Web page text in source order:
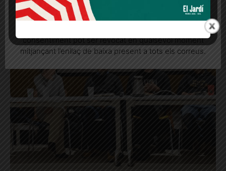
Quan l’usuari crea un compte al Diari el Jardí, dona el
seu consentiment explícit per rebre comunicacions
consentiment pot ser revocat en qualsevol moment
mitjançant l’enllaç de baixa present a tots els correus.